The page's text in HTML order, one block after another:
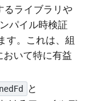
るライブラリや
パイル時検証
す。これは、組
おいて特に有益
と